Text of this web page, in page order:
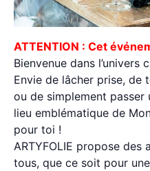
ATTENTION : Cet
Bienvenue dans l’univers
Envie de lâcher prise,
ou de simplement passer
lieu emblématique de
pour toi !
ARTYFOLIE propose
tous, que ce soit pour